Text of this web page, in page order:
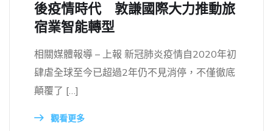
後疫情時代 敦謙國際大力推動旅
宿業智能轉型
相關媒體報導 – 上報 新冠肺炎疫情⾃2020年初
肆虐全球⾄今已超過2年仍不⾒消停，不僅徹底
顛覆了 […]
觀看更多